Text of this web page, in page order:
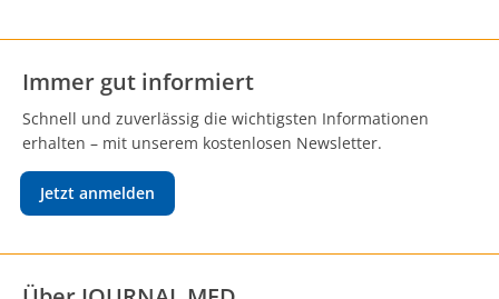
Immer gut informiert
Schnell und zuverlässig die wichtigsten Informationen
erhalten – mit unserem kostenlosen Newsletter.
Jetzt anmelden